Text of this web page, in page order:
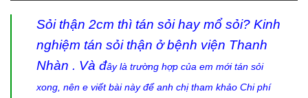
Sỏi thận 2cm thì tán sỏi hay mổ sỏi? Kinh
nghiệm tán sỏi thận ở bệnh viện Thanh
Nhàn . Và đây là trường hợp của em mới tán sỏi
xong, nên e viết bài này để anh chị tham khảo Chi phí